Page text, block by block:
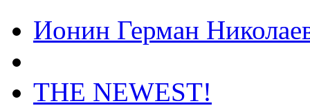
Ионин Герман
THE NEWEST!